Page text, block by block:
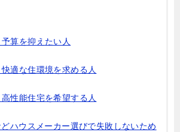
予算を抑えたい人
快適な住環境を求める人
高性能住宅を希望する人
ハウスメーカー選びで失敗しないため